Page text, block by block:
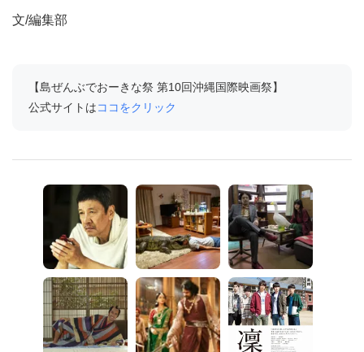
文/編集部
【島ぜんぶでおーきな祭 第10回沖縄国際映画祭】
公式サイトはココをクリック